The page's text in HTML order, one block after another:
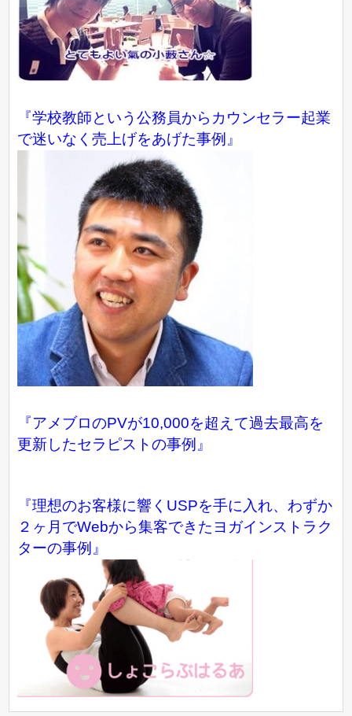
『学校教師という公務員からカウンセラー起業
で迷いなく売上げをあげた事例』
『アメブロのPVが10,000を超えて過去最高を
更新したセラピストの事例』
『理想のお客様に響くUSPを手に入れ、わずか
２ヶ月でWebから集客できたヨガインストラク
ターの事例』